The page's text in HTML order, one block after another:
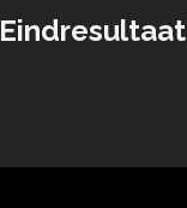
Eindresultaat